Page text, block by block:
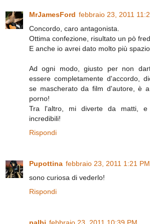
MrJamesFord febbraio 23, 2011
Concordo, caro antagonista.
Ottima confezione, risultato un pò
E anche io avrei dato molto più
Ad ogni modo, giusto per non
essere completamente d'accordo,
se mascherato da film d'autore, è
porno!
Tra l'altro, mi diverte da matti, e
incredibili!
Rispondi
Pupottina febbraio 23, 2011 1:21 PM
sono curiosa di vederlo!
Rispondi